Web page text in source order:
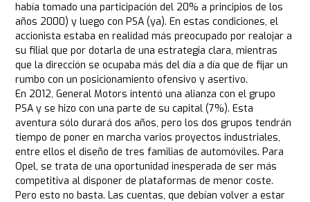
había tomado una participación del 20% a principios de los
años 2000) y luego con PSA (ya). En estas condiciones, el
accionista estaba en realidad más preocupado por realojar a
su filial que por dotarla de una estrategia clara, mientras
que la dirección se ocupaba más del día a día que de fijar un
rumbo con un posicionamiento ofensivo y asertivo.
En 2012, General Motors intentó una alianza con el grupo
PSA y se hizo con una parte de su capital (7%). Esta
aventura sólo durará dos años, pero los dos grupos tendrán
tiempo de poner en marcha varios proyectos industriales,
entre ellos el diseño de tres familias de automóviles. Para
Opel, se trata de una oportunidad inesperada de ser más
competitiva al disponer de plataformas de menor coste.
Pero esto no basta. Las cuentas, que debían volver a estar